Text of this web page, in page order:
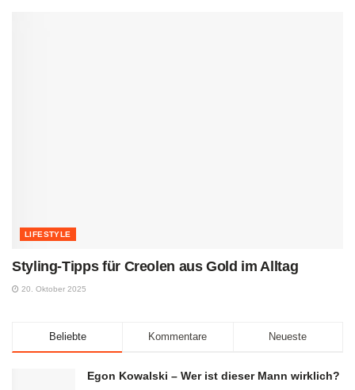
LIFESTYLE
Styling-Tipps für Creolen aus Gold im Alltag
20. Oktober 2025
Beliebte Kommentare Neueste
Egon Kowalski – Wer ist dieser Mann wirklich?